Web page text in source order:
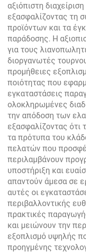
αξιόπιστη
εξασφαλίζοντας τη
προϊόντων και τα
παράδοσης. Η
για τους
διοργανωτές
προμήθειες
ποιότητας που
εγκαταστάσεις
ολοκληρωμένες
την απόδοση των
εξασφαλίζοντας ότι
τα πρότυπα του
πελατών που
περιλαμβάνουν
υποστήριξη και
απαντούν άμεσα σε
αυτές οι
περιβαλλοντικής
πρακτικές
και μειώνουν την
εξοπλισμό υψηλής
προηγμένης